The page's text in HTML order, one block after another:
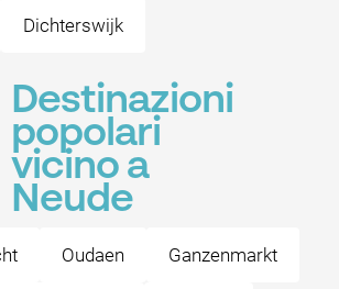
Dichterswijk
Destinazioni
popolari
vicino a
Neude
Oudaen Ganzenmarkt